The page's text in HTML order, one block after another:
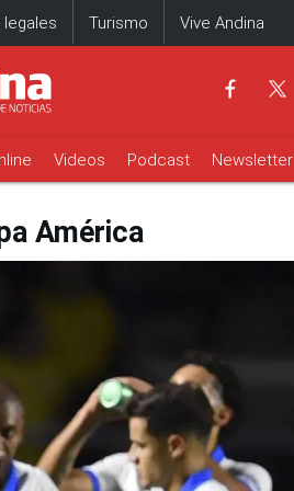
legales Turismo Vive Andina
Videos Podcast Newsletter
América